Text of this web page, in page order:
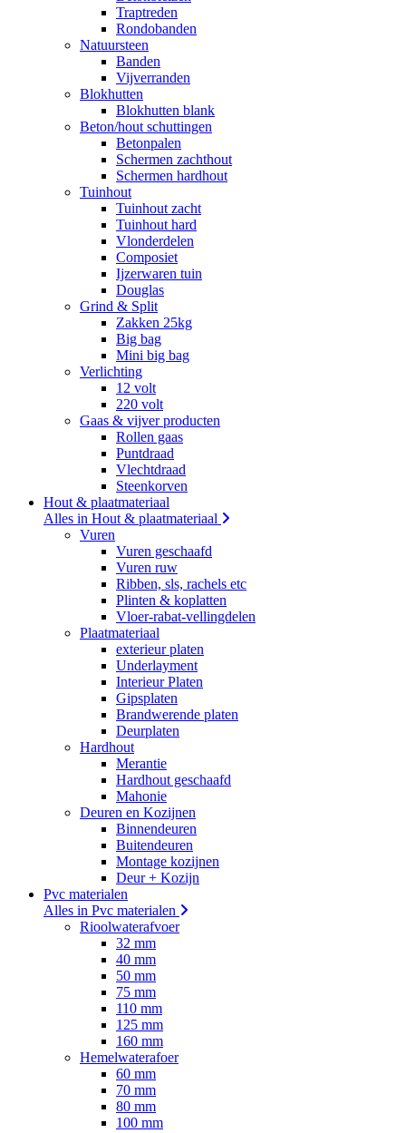
Traptreden
Rondobanden
Natuursteen
Banden
Vijverranden
Blokhutten
Blokhutten blank
Beton/hout schuttingen
Betonpalen
Schermen zachthout
Schermen hardhout
Tuinhout
Tuinhout zacht
Tuinhout hard
Vlonderdelen
Composiet
Ijzerwaren tuin
Douglas
Grind & Split
Zakken 25kg
Big bag
Mini big bag
Verlichting
12 volt
220 volt
Gaas & vijver producten
Rollen gaas
Puntdraad
Vlechtdraad
Steenkorven
Hout & plaatmateriaal
Alles in Hout & plaatmateriaal
Vuren
Vuren geschaafd
Vuren ruw
Ribben, sls, rachels etc
Plinten & koplatten
Vloer-rabat-vellingdelen
Plaatmateriaal
exterieur platen
Underlayment
Interieur Platen
Gipsplaten
Brandwerende platen
Deurplaten
Hardhout
Merantie
Hardhout geschaafd
Mahonie
Deuren en Kozijnen
Binnendeuren
Buitendeuren
Montage kozijnen
Deur + Kozijn
Pvc materialen
Alles in Pvc materialen
Rioolwaterafvoer
32 mm
40 mm
50 mm
75 mm
110 mm
125 mm
160 mm
Hemelwaterafoer
60 mm
70 mm
80 mm
100 mm